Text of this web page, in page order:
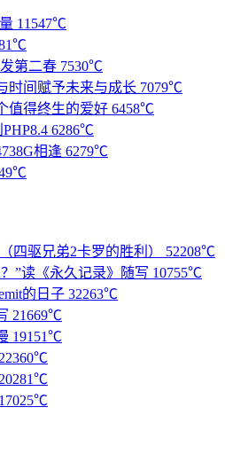
11547℃
第二春 7530℃
时间赋予未来与成长 7079℃
值得终生的爱好 6458℃
6286℃
相逢 6279℃
四驱兄弟2卡罗的胜利） 52208℃
”读《永久记录》随写 10755℃
的日子 32263℃
21669℃
19151℃
22360℃
20281℃
17025℃